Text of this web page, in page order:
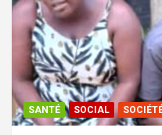
SANTÉ SOCIAL